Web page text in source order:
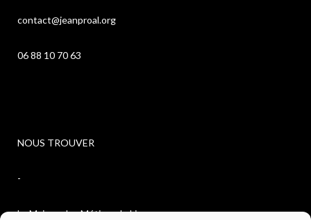
contact@jeanproal.org
06 88 10 70 63
NOUS TROUVER
-
La Maison des Métiers du Livre